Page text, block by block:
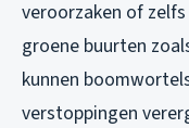
veroorzaken of
groene buurten
kunnen
verstoppingen